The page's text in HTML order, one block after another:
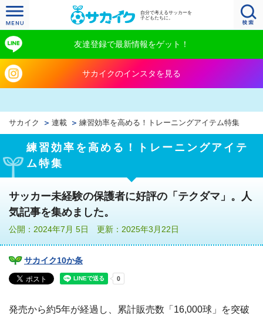
自分で考えるサッカーを
子どもたちに。
友達登録で最新情報をゲット！
サカイクのインスタを見る
サカイク 連載 練習効率を高める！トレーニングアイテム特集
練習効率を高める！トレーニングアイテ
ム特集
サッカー未経験の保護者に好評の「テクダマ」。人
気記事を集めました。
公開：2024年7月 5日 更新：2025年3月22日
サカイク10か条
発売から約5年が経過し、累計販売数「16,000球」を突破